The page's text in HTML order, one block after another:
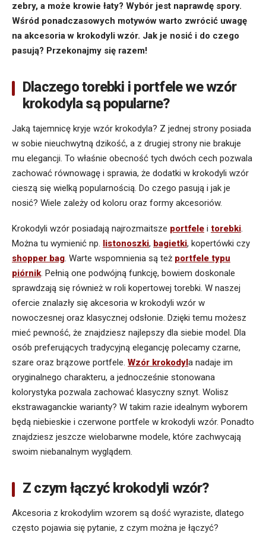
zebry, a może krowie łaty? Wybór jest naprawdę spory.
Wśród ponadczasowych motywów warto zwrócić uwagę
na akcesoria w krokodyli wzór. Jak je nosić i do czego
pasują? Przekonajmy się razem!
Dlaczego torebki i portfele we wzór
krokodyla są popularne?
Jaką tajemnicę kryje wzór krokodyla? Z jednej strony posiada
w sobie nieuchwytną dzikość, a z drugiej strony nie brakuje
mu elegancji. To właśnie obecność tych dwóch cech pozwala
zachować równowagę i sprawia, że dodatki w krokodyli wzór
cieszą się wielką popularnością. Do czego pasują i jak je
nosić? Wiele zależy od koloru oraz formy akcesoriów.
Krokodyli wzór posiadają najrozmaitsze portfele i torebki.
Można tu wymienić np. listonoszki, bagietki, kopertówki czy
shopper bag. Warte wspomnienia są też portfele typu
piórnik. Pełnią one podwójną funkcję, bowiem doskonale
sprawdzają się również w roli kopertowej torebki. W naszej
ofercie znalazły się akcesoria w krokodyli wzór w
nowoczesnej oraz klasycznej odsłonie. Dzięki temu możesz
mieć pewność, że znajdziesz najlepszy dla siebie model. Dla
osób preferujących tradycyjną elegancję polecamy czarne,
szare oraz brązowe portfele. Wzór krokodyla nadaje im
oryginalnego charakteru, a jednocześnie stonowana
kolorystyka pozwala zachować klasyczny sznyt. Wolisz
ekstrawaganckie warianty? W takim razie idealnym wyborem
będą niebieskie i czerwone portfele w krokodyli wzór. Ponadto
znajdziesz jeszcze wielobarwne modele, które zachwycają
swoim niebanalnym wyglądem.
Z czym łączyć krokodyli wzór?
Akcesoria z krokodylim wzorem są dość wyraziste, dlatego
często pojawia się pytanie, z czym można je łączyć?